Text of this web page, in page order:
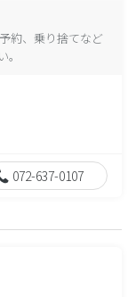
約、乗り捨てなど
072-637-0107